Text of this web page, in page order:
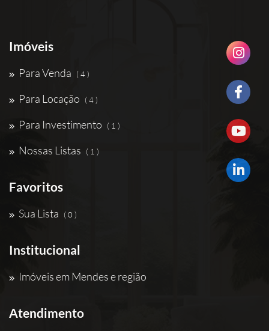
Imóveis
Para Venda ( 4 )
Para Locação ( 4 )
Para Investimento ( 1 )
Nossas Listas ( 1 )
Favoritos
Sua Lista ( 0 )
Institucional
Imóveis em Mendes e região
Atendimento